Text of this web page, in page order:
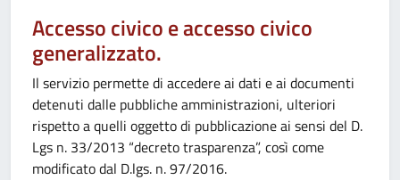
Accesso civico e accesso civico
generalizzato.
Il servizio permette di accedere ai dati e ai documenti
detenuti dalle pubbliche amministrazioni, ulteriori
rispetto a quelli oggetto di pubblicazione ai sensi del D.
Lgs n. 33/2013 “decreto trasparenza”, così come
modificato dal D.lgs. n. 97/2016.